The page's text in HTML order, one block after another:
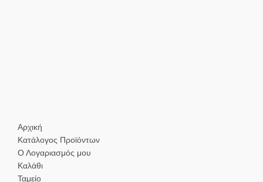
Αρχική
Κατάλογος Προϊόντων
Ο Λογαριασμός μου
Καλάθι
Ταμείο